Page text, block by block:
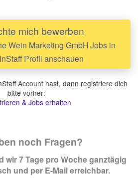
mich bewerben
Wein Marketing GmbH Jobs in
Profil anschauen
Account hast, dann registriere dich
bitte vorher:
& Jobs erhalten
noch Fragen?
wir 7 Tage pro Woche ganztägig
und per E-Mail erreichbar.